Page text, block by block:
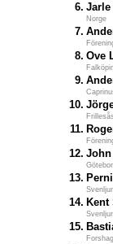
6.
Norge
7.
8. Ove
9.
10.
11.
12.
13.
14. Kent
15.